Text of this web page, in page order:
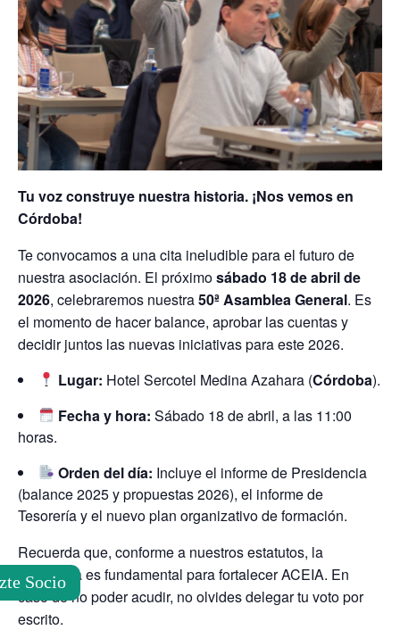
Tu voz construye nuestra historia. ¡Nos vemos en
Córdoba!
Te convocamos a una cita ineludible para el futuro de
nuestra asociación. El próximosábado 18 de abril de
2026, celebraremos nuestra50ª Asamblea General. Es
el momento de hacer balance, aprobar las cuentas y
decidir juntos las nuevas iniciativas para este 2026.
Lugar: Hotel Sercotel Medina Azahara (Córdoba).
Fecha y hora: Sábado 18 de abril, a las 11:00
horas.
Orden del día: Incluye el informe de Presidencia
(balance 2025 y propuestas 2026), el informe de
Tesorería y el nuevo plan organizativo de formación.
Recuerda que, conforme a nuestros estatutos, la
asistencia es fundamental para fortalecer ACEIA. En
caso de no poder acudir, no olvides delegar tu voto por
escrito.
Socio